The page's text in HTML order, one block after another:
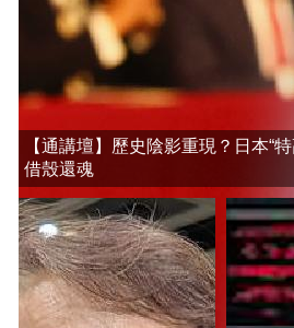
【通講壇】歷史陰影重現？日本“
借殼還魂